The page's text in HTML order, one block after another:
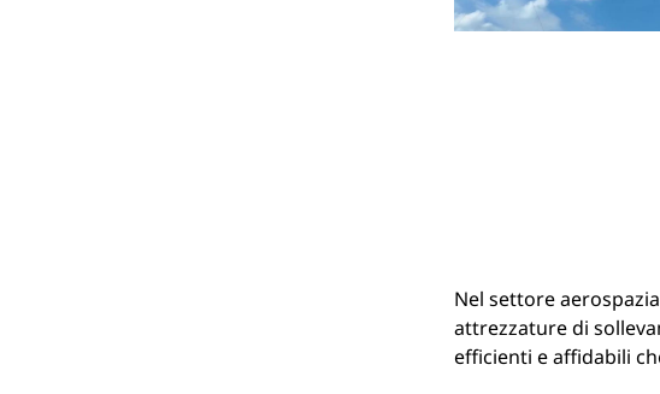
Nel settore
attrezzature di
efficienti e affidabili